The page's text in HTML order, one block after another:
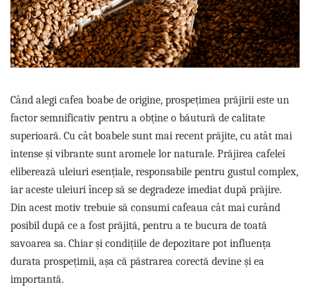
Cafea boabe Vergnano
Cafea boabe Segafredo
Cafea boabe Julius Meinl
Alte branduri cafea
Cafea de specialitate
Cafea proaspat prajita
Cafea Etiopia
Cafea Columbia
Cafea Brazilia
Cafea Guatemala
Cafea Costa Rica
Cafea Rwanda
Cafea Decofeinizata
Sistem de zahar si paleta
Tastaturi si butoane
Când alegi cafea boabe de origine, prospețimea prăjirii este un
factor semnificativ pentru a obține o băutură de calitate
superioară. Cu cât boabele sunt mai recent prăjite, cu atât mai
intense și vibrante sunt aromele lor naturale. Prăjirea cafelei
eliberează uleiuri esențiale, responsabile pentru gustul complex,
iar aceste uleiuri încep să se degradeze imediat după prăjire.
Din acest motiv trebuie să consumi cafeaua cât mai curând
posibil după ce a fost prăjită, pentru a te bucura de toată
savoarea sa. Chiar și condițiile de depozitare pot influența
durata prospețimii, așa că păstrarea corectă devine și ea
importantă.